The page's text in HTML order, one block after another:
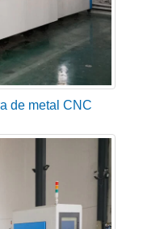
de metal CNC